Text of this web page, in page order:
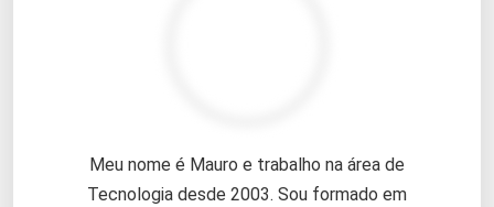
Meu nome é Mauro e trabalho na área de
Tecnologia desde 2003. Sou formado em